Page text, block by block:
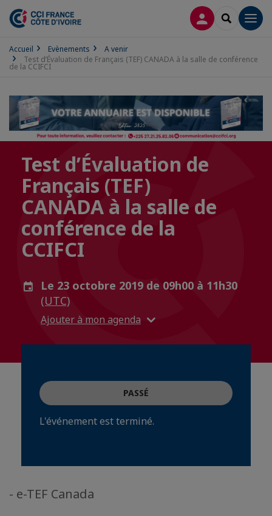
CONNEXION
Accueil Evènements
A venir
Test d’Évaluation de Français (TEF) CANADA à la salle de conférence
de la CCIFCI
Test d’Évaluation de
Français (TEF)
CANADA à la salle de
conférence de la
CCIFCI
Le 23 octobre 2019 de 09h00 à 11h30
(UTC)
Ajouter à mon agenda
PASSÉ
L'événement est terminé.
- e-TEF Canada